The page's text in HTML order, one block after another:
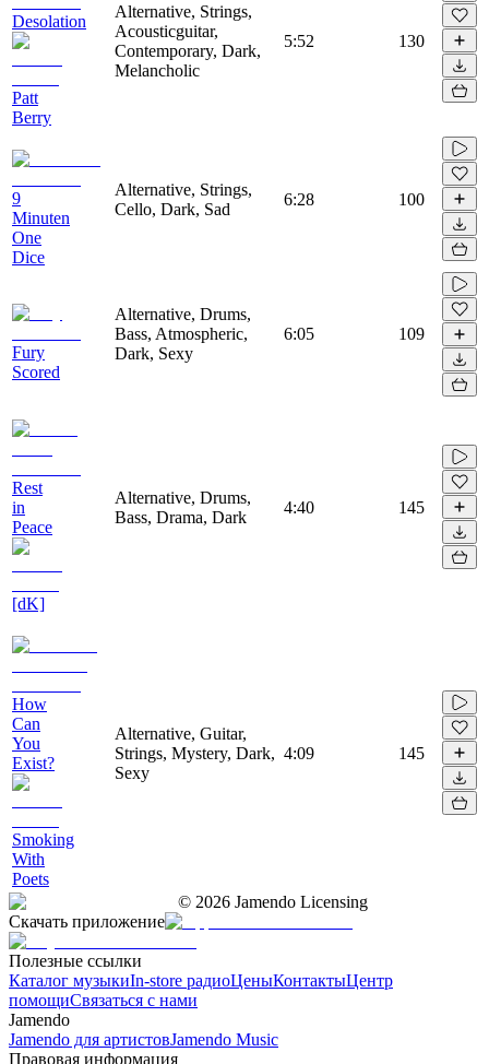
Desolation
Patt
Berry
Alternative, Strings,
Acousticguitar,
Contemporary, Dark,
Melancholic
5:52 130
9
Minuten
One
Dice
Alternative, Strings,
Cello, Dark, Sad
6:28 100
Fury
Scored
Alternative, Drums,
Bass, Atmospheric,
Dark, Sexy
6:05 109
Rest
in
Peace
[dK]
Alternative, Drums,
Bass, Drama, Dark
4:40 145
How
Can
You
Exist?
Smoking
With
Poets
Alternative, Guitar,
Strings, Mystery, Dark,
Sexy
4:09 145
© 2026 Jamendo Licensing
Скачать приложение
Полезные ссылки
Каталог музыкиIn-store радиоЦеныКонтактыЦентр
помощиСвязаться с нами
Jamendo
Jamendo для артистовJamendo Music
Правовая информация